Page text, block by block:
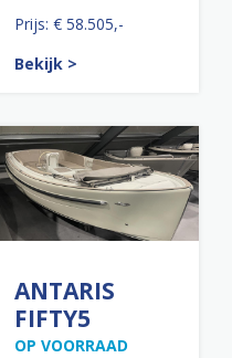
Prijs: € 58.505,-
Bekijk >
ANTARIS
FIFTY5
OP VOORRAAD